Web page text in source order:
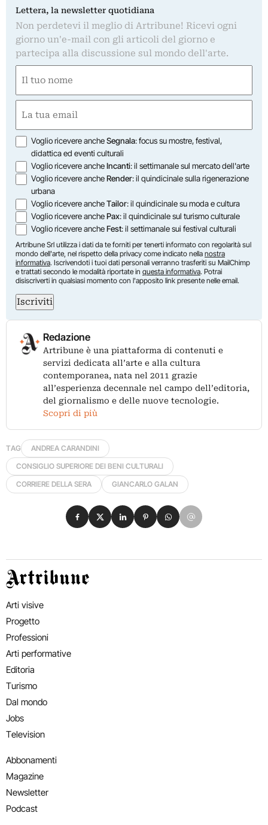
Lettera, la newsletter quotidiana
Non perdetevi il meglio di Artribune! Ricevi ogni
giorno un'e-mail con gli articoli del giorno e
partecipa alla discussione sul mondo dell'arte.
(Obbligatorio)
Nome
(Obbligatorio)
Opzioni
Voglio ricevere ancheSegnala: focus su mostre, festival,
didattica ed eventi culturali
Voglio ricevere ancheIncanti: il settimanale sul mercato dell'arte
Voglio ricevere ancheRender: il quindicinale sulla rigenerazione
urbana
Voglio ricevere ancheTailor: il quindicinale su moda e cultura
Voglio ricevere anchePax: il quindicinale sul turismo culturale
Voglio ricevere ancheFest: il settimanale sui festival culturali
Artribune Srl utilizza i dati da te forniti per tenerti informato con regolarità sul
mondo dell'arte, nel rispetto della privacy come indicato nella nostra
informativa. Iscrivendoti i tuoi dati personali verranno trasferiti su MailChimp
e trattati secondo le modalità riportate in questa informativa. Potrai
disiscriverti in qualsiasi momento con l'apposito link presente nelle email.
Iscriviti
Redazione
Artribune è una piattaforma di contenuti e
servizi dedicata all’arte e alla cultura
contemporanea, nata nel 2011 grazie
all’esperienza decennale nel campo dell’editoria,
del giornalismo e delle nuove tecnologie.
Scopri di più
TAG
ANDREA CARANDINI
CONSIGLIO SUPERIORE DEI BENI CULTURALI
CORRIERE DELLA SERA
GIANCARLO GALAN
Condividi su Facebook
Condividi su X
Condividi su LinkedIn
Condividi su Pinterest
Condividi su WhatsApp
Condividi su Email
Artribune
Arti visive
Progetto
Professioni
Arti performative
Editoria
Turismo
Dal mondo
Jobs
Television
Abbonamenti
Magazine
Newsletter
Podcast